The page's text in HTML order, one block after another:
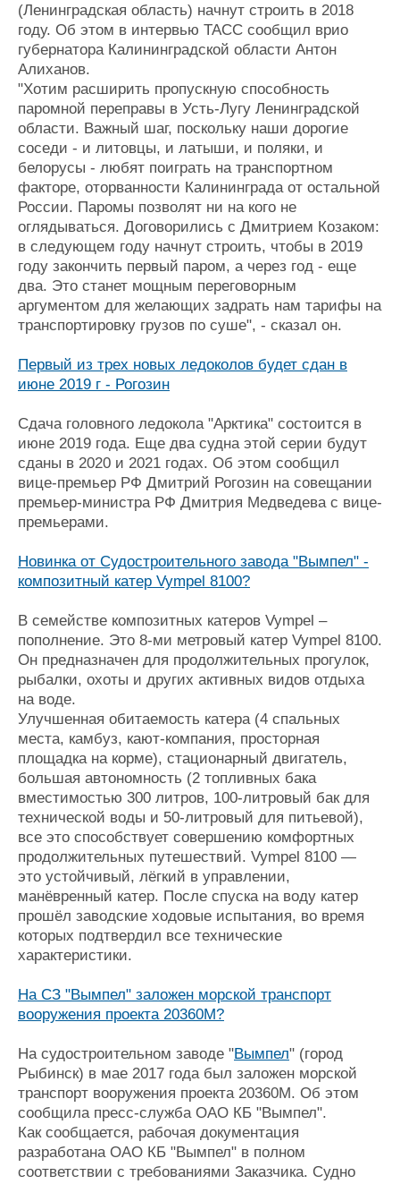
(Ленинградская область) начнут строить в 2018
году. Об этом в интервью ТАСС сообщил врио
губернатора Калининградской области Антон
Алиханов.
"Хотим расширить пропускную способность
паромной переправы в Усть-Лугу Ленинградской
области. Важный шаг, поскольку наши дорогие
соседи - и литовцы, и латыши, и поляки, и
белорусы - любят поиграть на транспортном
факторе, оторванности Калининграда от остальной
России. Паромы позволят ни на кого не
оглядываться. Договорились с Дмитрием Козаком:
в следующем году начнут строить, чтобы в 2019
году закончить первый паром, а через год - еще
два. Это станет мощным переговорным
аргументом для желающих задрать нам тарифы на
транспортировку грузов по суше", - сказал он.
Первый из трех новых ледоколов будет сдан в
июне 2019 г - Рогозин
Сдача головного ледокола "Арктика" состоится в
июне 2019 года. Еще два судна этой серии будут
сданы в 2020 и 2021 годах. Об этом сообщил
вице-премьер РФ Дмитрий Рогозин на совещании
премьер-министра РФ Дмитрия Медведева с вице-
премьерами.
Новинка от Судостроительного завода "Вымпел" -
композитный катер Vympel 8100?
В семействе композитных катеров Vympel –
пополнение. Это 8-ми метровый катер Vympel 8100.
Он предназначен для продолжительных прогулок,
рыбалки, охоты и других активных видов отдыха
на воде.
Улучшенная обитаемость катера (4 спальных
места, камбуз, кают-компания, просторная
площадка на корме), стационарный двигатель,
большая автономность (2 топливных бака
вместимостью 300 литров, 100-литровый бак для
технической воды и 50-литровый для питьевой),
все это способствует совершению комфортных
продолжительных путешествий. Vympel 8100 —
это устойчивый, лёгкий в управлении,
манёвренный катер. После спуска на воду катер
прошёл заводские ходовые испытания, во время
которых подтвердил все технические
характеристики.
На СЗ "Вымпел" заложен морской транспорт
вооружения проекта 20360М?
На судостроительном заводе "Вымпел" (город
Рыбинск) в мае 2017 года был заложен морской
транспорт вооружения проекта 20360М. Об этом
сообщила пресс-служба ОАО КБ "Вымпел".
Как сообщается, рабочая документация
разработана ОАО КБ "Вымпел" в полном
соответствии с требованиями Заказчика. Судно